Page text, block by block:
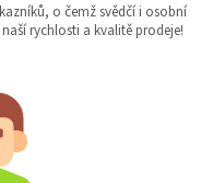
o čemž svědčí i osobní
rychlosti a kvalitě prodeje!